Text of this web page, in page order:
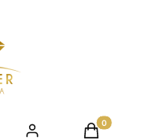
Produkty w